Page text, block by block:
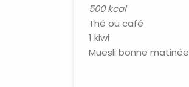
500 kcal
Thé ou café
1 kiwi
Muesli bonne matinée